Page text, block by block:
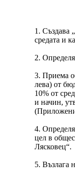
1. Създава
средата и
2.
3. Приема
лева) от
10% от
и начин,
4.
цел в
Лясковец“.
5. Възлага